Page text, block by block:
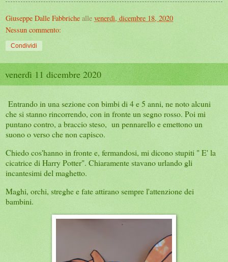
Giuseppe Dalle Fabbriche alle venerdì, dicembre 18, 2020
Nessun commento:
Condividi
venerdì 11 dicembre 2020
Entrando in una sezione con bimbi di 4 e 5 anni, ne noto alcuni
che si stanno rincorrendo, con in fronte un segno rosso. Poi mi
puntano contro, a braccio steso, un pennarello e emettono un
suono o verso che non capisco.
Chiedo cos'hanno in fronte e, fermandosi, mi dicono stupiti " E' la
cicatrice di Harry Potter". Chiaramente stavano urlando gli
incantesimi del maghetto.
Maghi, orchi, streghe e fate attirano sempre l'attenzione dei
bambini.